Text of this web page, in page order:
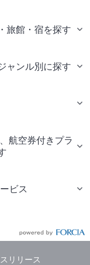
旅館・宿を探す
ャンル別に探す
航空券付きプラ
ビス
リリース